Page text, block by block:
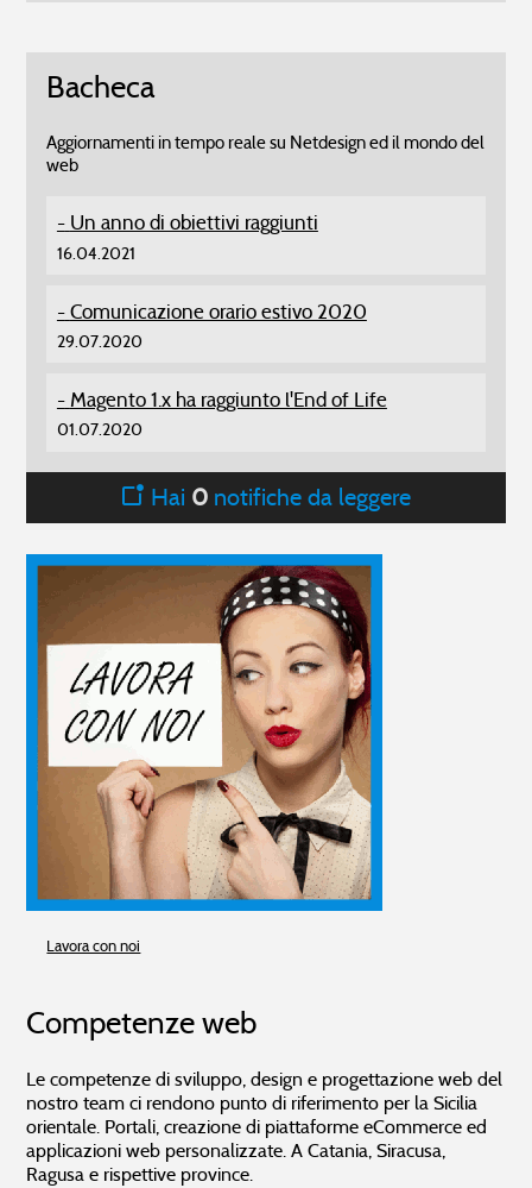
Bacheca
Aggiornamenti in tempo reale su Netdesign ed il mondo del
web
Un anno di obiettivi raggiunti
16.04.2021
Comunicazione orario estivo 2020
29.07.2020
Magento 1.x ha raggiunto l'End of Life
01.07.2020
Hai 0 notifiche da leggere
Lavora con noi
Competenze web
Le competenze di sviluppo, design e progettazione web del
nostro team ci rendono punto di riferimento per la Sicilia
orientale. Portali, creazione di piattaforme eCommerce ed
applicazioni web personalizzate. A Catania, Siracusa,
Ragusa e rispettive province.